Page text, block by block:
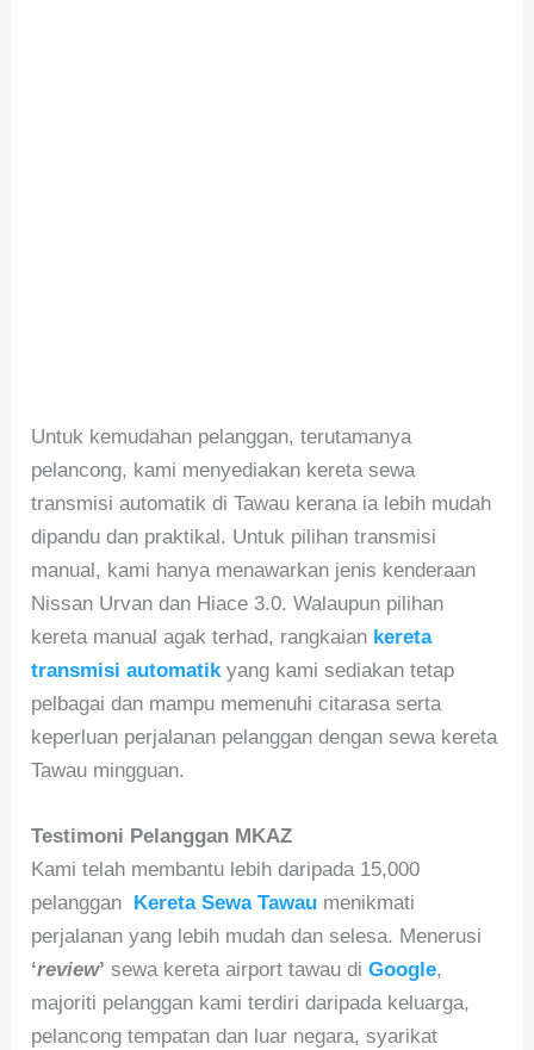
Untuk kemudahan pelanggan, terutamanya
pelancong, kami menyediakan kereta sewa
transmisi automatik di Tawau kerana ia lebih mudah
dipandu dan praktikal. Untuk pilihan transmisi
manual, kami hanya menawarkan jenis kenderaan
Nissan Urvan dan Hiace 3.0. Walaupun pilihan
kereta manual agak terhad, rangkaian kereta
transmisi automatikyang kami sediakan tetap
pelbagai dan mampu memenuhi citarasa serta
keperluan perjalanan pelanggan dengan sewa kereta
Tawau mingguan.
Testimoni Pelanggan MKAZ
Kami telah membantu lebih daripada 15,000
pelanggan
Kereta Sewa Tawau menikmati
perjalanan yang lebih mudah dan selesa. Menerusi
‘review’ sewa kereta airport tawau di Google,
majoriti pelanggan kami terdiri daripada keluarga,
pelancong tempatan dan luar negara, syarikat